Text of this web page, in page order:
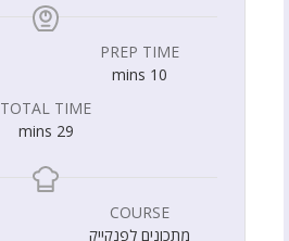
PREP TIME
10
mins
TOTAL TIME
29
mins
COURSE
מתכונים לפנקייק